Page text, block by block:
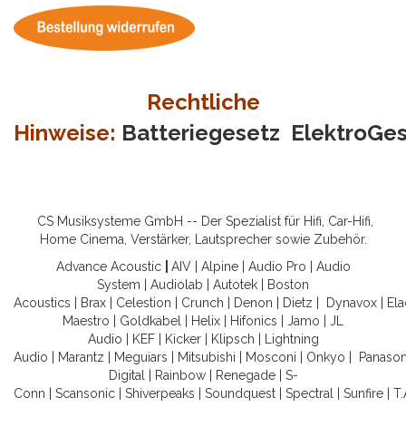
Rechtliche
Hinweise: Batteriegesetz
CS Musiksysteme GmbH -- Der Spezialist für Hifi, Car-Hifi,
Home Cinema, Verstärker, Lautsprecher sowie Zubehör.
Advance Acoustic
AIV| Alpine| Audio Pro
Audio
System
Audiolab Autotek
Boston
Acoustics
Brax Celestion Crunch Denon Dietz Dynavox
Maestro
Goldkabel Helix Hifonics Jamo
JL
Audio
KEF| Kicker| Klipsch
Lightning
Audio
Marantz Meguiars Mitsubishi Mosconi Onkyo
Digital
Rainbow| Renegade| S-
Conn
Scansonic Shiverpeaks Soundquest Spectral Sunfire